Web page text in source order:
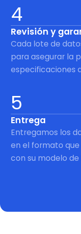
4
Revisión y
Cada lote de
para asegurar la
especificaciones
5
Entrega
Entregamos los
en el formato
con su modelo de